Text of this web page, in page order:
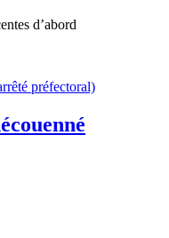
d’abord
préfectoral)